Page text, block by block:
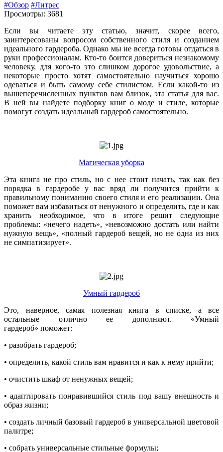
#Обзор #Литрес
Просмотры: 3681
Если вы читаете эту статью, значит, скорее всего,
заинтересованы вопросом собственного стиля и созданием
идеального гардероба. Однако мы не всегда готовы отдаться в
руки профессионалам. Кто-то боится довериться незнакомому
человеку, для кого-то это слишком дорогое удовольствие, а
некоторые просто хотят самостоятельно научиться хорошо
одеваться и быть самому себе стилистом. Если какой-то из
вышеперечисленных пунктов вам близок, эта статья для вас.
В ней вы найдете подборку книг о моде и стиле, которые
помогут создать идеальный гардероб самостоятельно.
Магическая уборка
Эта книга не про стиль, но с нее стоит начать, так как без
порядка в гардеробе у вас вряд ли получится прийти к
правильному пониманию своего стиля и его реализации. Она
поможет вам избавиться от ненужного и определить, где и как
хранить необходимое, что в итоге решит следующие
проблемы: «нечего надеть», «невозможно достать или найти
нужную вещь», «полный гардероб вещей, но не одна из них
не симпатизирует».
Умный гардероб
Это, наверное, самая полезная книга в списке, а все
остальные отлично ее дополняют. «Умный
гардероб» поможет:
• разобрать гардероб;
• определить, какой стиль вам нравится и как к нему прийти;
• очистить шкаф от ненужных вещей;
• адаптировать понравившийся стиль под вашу внешность и
образ жизни;
• создать личный базовый гардероб в универсальной цветовой
палитре;
• собрать универсальные стильные формулы;